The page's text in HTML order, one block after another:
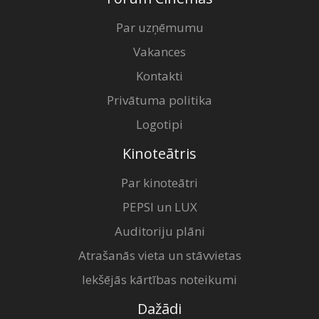
Par uzņēmumu
Vakances
Kontakti
Privātuma politika
Logotipi
Kinoteātris
Par kinoteātri
PEPSI un LUX
Auditoriju plāni
Atrašanās vieta un stāvvietas
Iekšējās kārtības noteikumi
Dažādi